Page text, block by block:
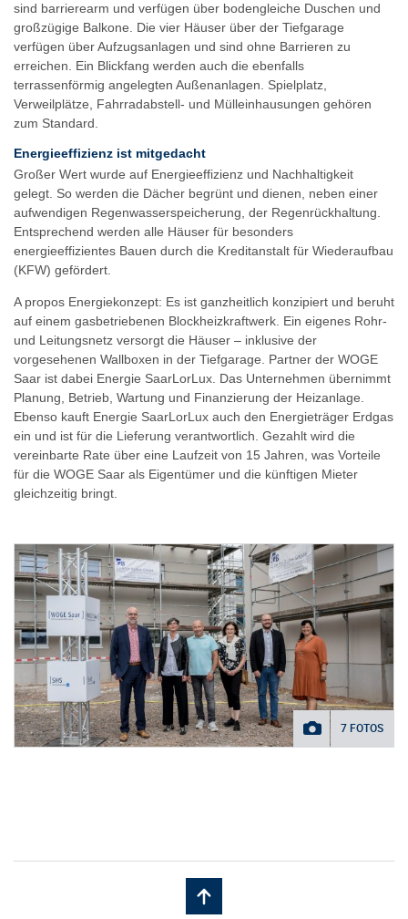
sind barrierearm und verfügen über bodengleiche Duschen und
großzügige Balkone. Die vier Häuser über der Tiefgarage
verfügen über Aufzugsanlagen und sind ohne Barrieren zu
erreichen. Ein Blickfang werden auch die ebenfalls
terrassenförmig angelegten Außenanlagen. Spielplatz,
Verweilplätze, Fahrradabstell- und Mülleinhausungen gehören
zum Standard.
Energieeffizienz ist mitgedacht
Großer Wert wurde auf Energieeffizienz und Nachhaltigkeit
gelegt. So werden die Dächer begrünt und dienen, neben einer
aufwendigen Regenwasserspeicherung, der Regenrückhaltung.
Entsprechend werden alle Häuser für besonders
energieeffizientes Bauen durch die Kreditanstalt für Wiederaufbau
(KFW) gefördert.
A propos Energiekonzept: Es ist ganzheitlich konzipiert und beruht
auf einem gasbetriebenen Blockheizkraftwerk. Ein eigenes Rohr-
und Leitungsnetz versorgt die Häuser – inklusive der
vorgesehenen Wallboxen in der Tiefgarage. Partner der WOGE
Saar ist dabei Energie SaarLorLux. Das Unternehmen übernimmt
Planung, Betrieb, Wartung und Finanzierung der Heizanlage.
Ebenso kauft Energie SaarLorLux auch den Energieträger Erdgas
ein und ist für die Lieferung verantwortlich. Gezahlt wird die
vereinbarte Rate über eine Laufzeit von 15 Jahren, was Vorteile
für die WOGE Saar als Eigentümer und die künftigen Mieter
gleichzeitig bringt.
7 FOTOS